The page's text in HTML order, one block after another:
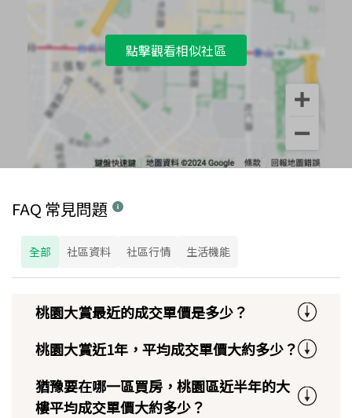
點擊觀看相似社區
FAQ 常見問題
全部 社區資料 社區行情 生活機能
桃園大賞最近的成交單價是多少？
桃園大賞近1年，平均成交單價大約多少？
猶豫要在哪一區買房，桃園區近半年的大
樓平均成交單價大約多少？